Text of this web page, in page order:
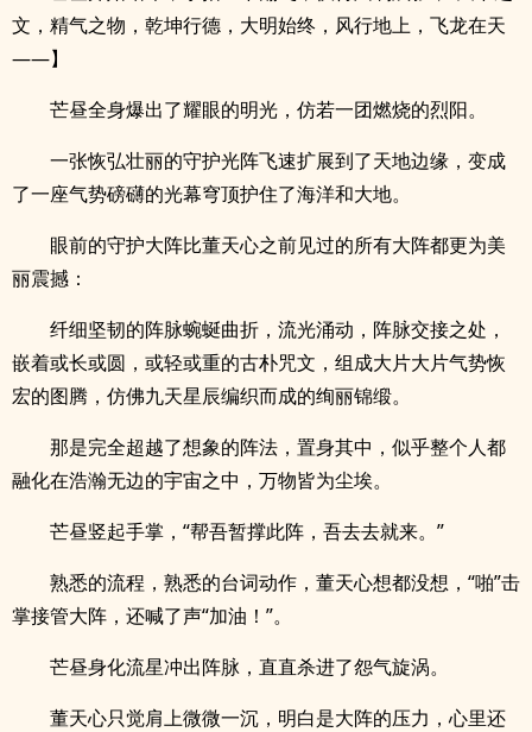
文，精气之物，乾坤行德，大明始终，风行地上，飞龙在天
——】
芒昼全身爆出了耀眼的明光，仿若一团燃烧的烈阳。
一张恢弘壮丽的守护光阵飞速扩展到了天地边缘，变成
了一座气势磅礴的光幕穹顶护住了海洋和大地。
眼前的守护大阵比董天心之前见过的所有大阵都更为美
丽震撼：
纤细坚韧的阵脉蜿蜒曲折，流光涌动，阵脉交接之处，
嵌着或长或圆，或轻或重的古朴咒文，组成大片大片气势恢
宏的图腾，仿佛九天星辰编织而成的绚丽锦缎。
那是完全超越了想象的阵法，置身其中，似乎整个人都
融化在浩瀚无边的宇宙之中，万物皆为尘埃。
芒昼竖起手掌，“帮吾暂撑此阵，吾去去就来。”
熟悉的流程，熟悉的台词动作，董天心想都没想，“啪”击
掌接管大阵，还喊了声“加油！”。
芒昼身化流星冲出阵脉，直直杀进了怨气旋涡。
董天心只觉肩上微微一沉，明白是大阵的压力，心里还